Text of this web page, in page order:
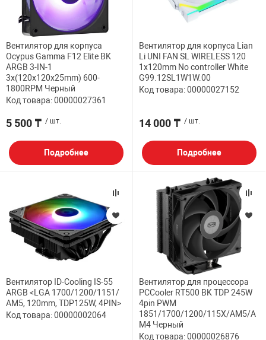
Вентилятор для корпуса
Ocypus Gamma F12 Elite BK
ARGB 3-IN-1
3x(120x120x25mm) 600-
1800RPM Черный
Код товара: 00000027361
5 500 ₸ / шт.
Подробнее
Вентилятор для корпуса Lian
Li UNI FAN SL WIRELESS 120
1x120mm No controller White
G99.12SL1W1W.00
Код товара: 00000027152
14 000 ₸ / шт.
Подробнее
Вентилятор ID-Cooling IS-55
ARGB <LGA 1700/1200/1151/
AM5, 120mm, TDP125W, 4PIN>
Код товара: 00000002064
Вентилятор для процессора
PCCooler RT500 BK TDP 245W
4pin PWM
1851/1700/1200/115X/AM5/A
M4 Черный
Код товара: 00000026876